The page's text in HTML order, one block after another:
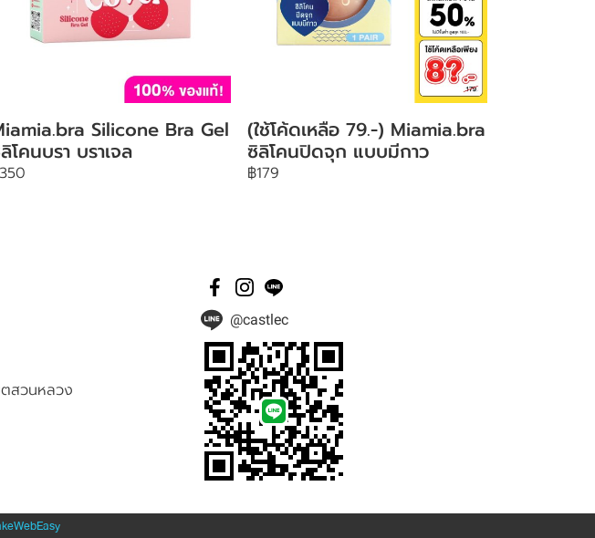
Silicone Bra Gel
โคนบรา บราเจล
(ใช้โค้ดเหลือ 79.-) Miamia.bra
ซิลิโคนปิดจุก แบบมีกาว
฿179
สวนหลวง
@castlec